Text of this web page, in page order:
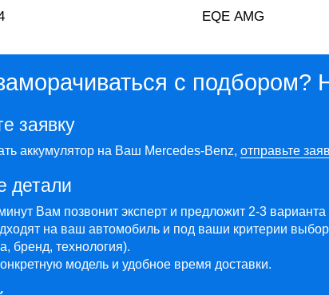
EQE AMG
с подбором?
заявку
аккумулятор на Ваш Mercedes-Benz, отправьте
детали
Вам позвонит эксперт и предложит 2-3
на ваш автомобиль и под ваши критерии
бренд, технология).
модель и удобное время доставки.